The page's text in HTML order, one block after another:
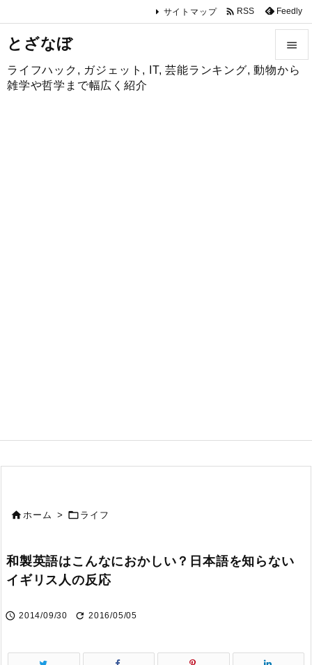
とざなぼ
ライフハック, ガジェット, IT, 芸能ランキング, 動物から
雑学や哲学まで幅広く紹介


サイトマップ  RSS Feedly
ホーム >  ライフ
和製英語はこんなにおかしい？日本語を知らない
イギリス人の反応
 2014/09/30  2016/05/05